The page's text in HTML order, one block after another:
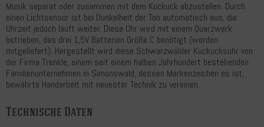
Musik separat oder zusammen mit dem Kuckuck abzustellen. Durch
einen Lichtsensor ist bei Dunkelheit der Ton automatisch aus, die
Uhrzeit jedoch läuft weiter. Diese Uhr wird mit einem Quarzwerk
betrieben, das drei 1,5V Batterien Größe C benötigt (werden
mitgeliefert). Hergestellt wird diese Schwarzwälder Kuckucksuhr von
der Firma Trenkle, einem seit einem halben Jahrhundert bestehenden
Familienunternehmen in Simonswald, dessen Markenzeichen es ist,
bewährte Handarbeit mit neuester Technik zu vereinen.
Technische Daten